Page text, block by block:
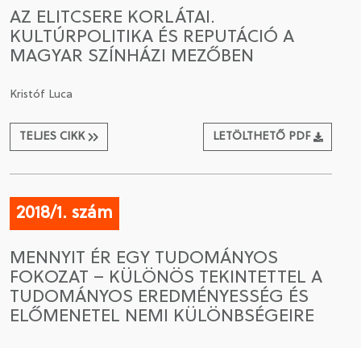
AZ ELITCSERE KORLÁTAI.
KULTÚRPOLITIKA ÉS REPUTÁCIÓ A
MAGYAR SZÍNHÁZI MEZŐBEN
Kristóf Luca
TELJES CIKK LETÖLTHETŐ PDF
2018/1. szám
MENNYIT ÉR EGY TUDOMÁNYOS
FOKOZAT – KÜLÖNÖS TEKINTETTEL A
TUDOMÁNYOS EREDMÉNYESSÉG ÉS
ELŐMENETEL NEMI KÜLÖNBSÉGEIRE